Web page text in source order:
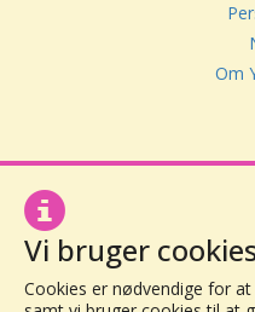
Om
Your
Vi bruger
Cookies er nødvendige for at